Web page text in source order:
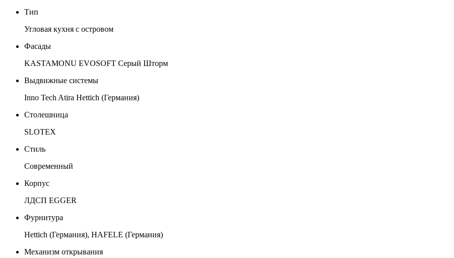
Тип
Угловая кухня с островом
Фасады
KASTAMONU EVOSOFT Серый Шторм
Выдвижные системы
Inno Tech Atira Hettich (Германия)
Столешница
SLOTEX
Стиль
Современный
Корпус
ЛДСП EGGER
Фурнитура
Hettich (Германия), HAFELE (Германия)
Механизм открывания